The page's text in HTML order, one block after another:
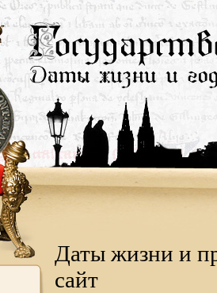
Даты жизни и
сайт